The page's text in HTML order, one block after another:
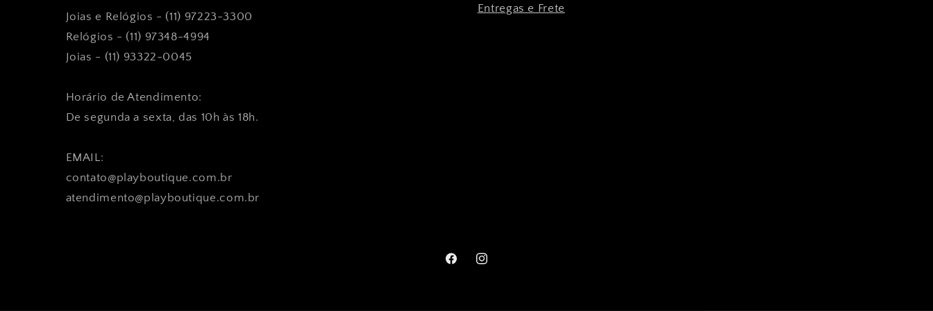
Joias e Relógios - (11) 97223-3300
Relógios - (11) 97348-4994
Joias - (11) 93322-0045
Horário de Atendimento:
De segunda a sexta, das 10h às 18h.
EMAIL:
contato@playboutique.com.br
atendimento@playboutique.com.br
Entregas e Frete
FacebookInstagram